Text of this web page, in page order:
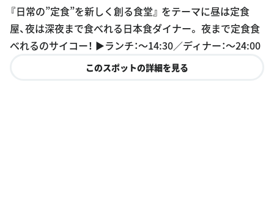
屋、夜は深夜まで食べれる日本食ダイナー。 夜まで定食食
べれるのサイコー！ ▶︎ランチ：〜14:30／ディナー：〜24:00
このスポットの詳細を見る